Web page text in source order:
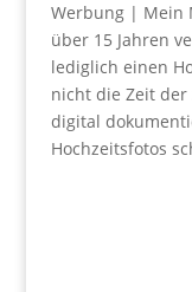
Werbung | Mein
über 15 Jahren
lediglich einen
nicht die Zeit
digital
Hochzeitsfotos